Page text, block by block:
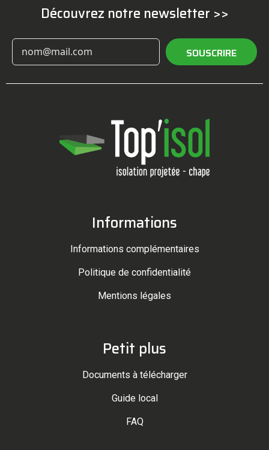
Découvrez notre newsletter >>
SOUSCRIRE
Informations
Informations complémentaires
Politique de confidentialité
Mentions légales
Petit plus
Documents à télécharger
Guide local
FAQ